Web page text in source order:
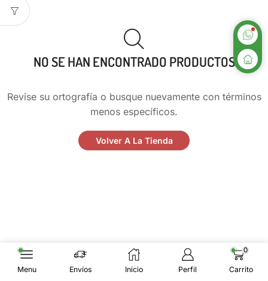
NO SE HAN ENCONTRADO PRODUCTOS
Revise su ortografía o busque nuevamente con términos
menos específicos.
Volver A La Tienda
Menu Envíos Inicio Perfil
0
Carrito